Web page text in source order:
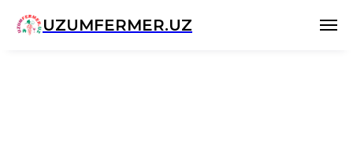
UZUMFERMER.UZ